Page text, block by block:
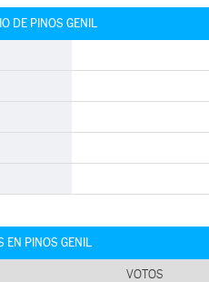
DE PINOS GENIL
EN PINOS GENIL
VOTOS